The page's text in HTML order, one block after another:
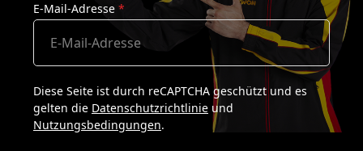
E-Mail-Adresse *
Diese Seite ist durch reCAPTCHA geschützt und es
gelten die Datenschutzrichtlinie und
Nutzungsbedingungen.